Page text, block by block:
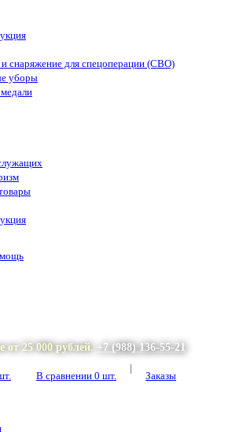
снаряжение для спецоперации (СВО)
уборы
от 25 000 рублей. +7 (988) 136-55-21
В сравнении 0 шт.
|
Заказы